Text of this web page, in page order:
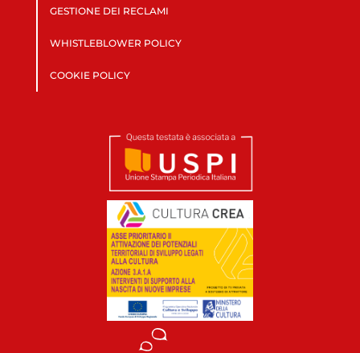
GESTIONE DEI RECLAMI
WHISTLEBLOWER POLICY
COOKIE POLICY